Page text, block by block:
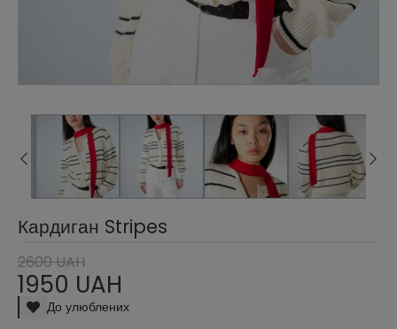
Кардиган Stripes
1950 UAH
2600 UAH
До улюблених